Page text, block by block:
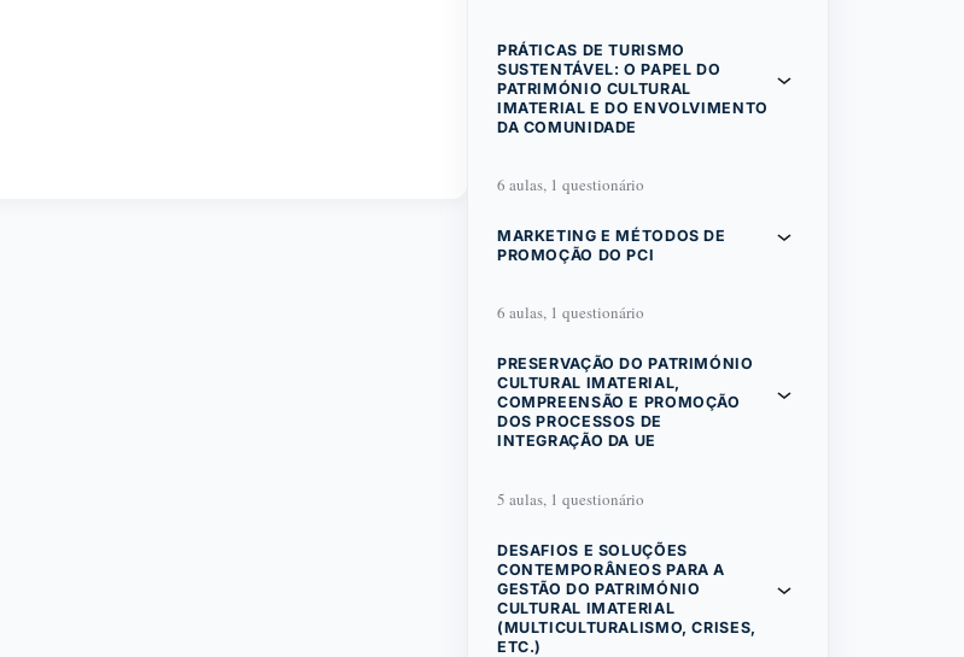
PRÁTICAS DE TURISMO
SUSTENTÁVEL: O PAPEL DO
PATRIMÓNIO CULTURAL
IMATERIAL E DO ENVOLVIMENTO
DA COMUNIDADE
6 aulas, 1 questionário
MARKETING E MÉTODOS DE
PROMOÇÃO DO PCI
6 aulas, 1 questionário
PRESERVAÇÃO DO PATRIMÓNIO
CULTURAL IMATERIAL,
COMPREENSÃO E PROMOÇÃO
DOS PROCESSOS DE
INTEGRAÇÃO DA UE
5 aulas, 1 questionário
DESAFIOS E SOLUÇÕES
CONTEMPORÂNEOS PARA A
GESTÃO DO PATRIMÓNIO
CULTURAL IMATERIAL
(MULTICULTURALISMO, CRISES,
ETC.)